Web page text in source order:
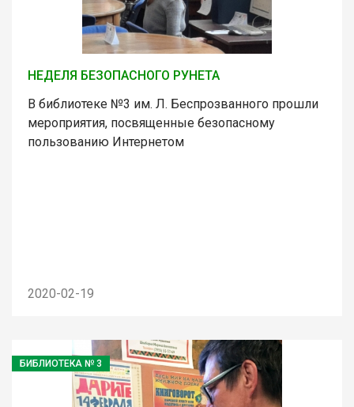
НЕДЕЛЯ БЕЗОПАСНОГО РУНЕТА
В библиотеке №3 им. Л. Беспрозванного прошли
мероприятия, посвященные безопасному
пользованию Интернетом
2020-02-19
БИБЛИОТЕКА № 3